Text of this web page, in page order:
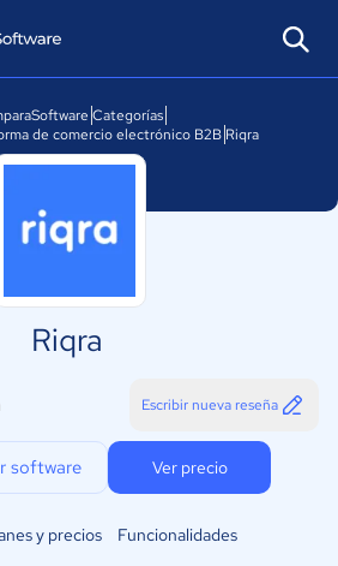
Categorías
de comercio electrónico B2B Riqra
Riqra
Escribir nueva reseña
software Ver precio
y precios Funcionalidades